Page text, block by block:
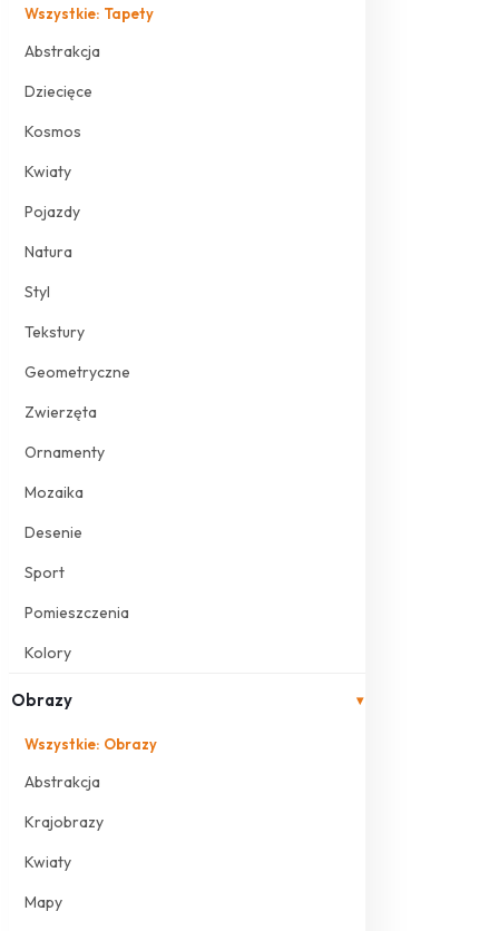
Wszystkie: Tapety
Abstrakcja
Dziecięce
Kosmos
Kwiaty
Pojazdy
Natura
Styl
Tekstury
Geometryczne
Zwierzęta
Ornamenty
Mozaika
Desenie
Sport
Pomieszczenia
Kolory
Obrazy ▾
Wszystkie: Obrazy
Abstrakcja
Krajobrazy
Kwiaty
Mapy